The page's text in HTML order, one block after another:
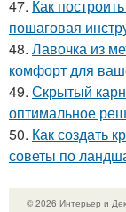
47. Как
пошаговая
48. Лавочка из
комфорт для
49. Скрытый
оптимальное
50. Как создать
советы по
© 2026 Интерьер и